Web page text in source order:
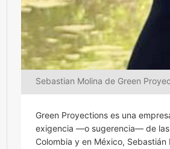
Sebastian Molina de Green
Green Proyections es una
exigencia —o sugerencia— de las
Colombia y en México,